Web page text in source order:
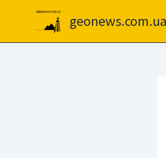
geonews.com.ua